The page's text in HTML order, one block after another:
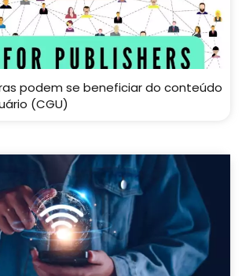
podem se beneficiar do conteúdo
(CGU)